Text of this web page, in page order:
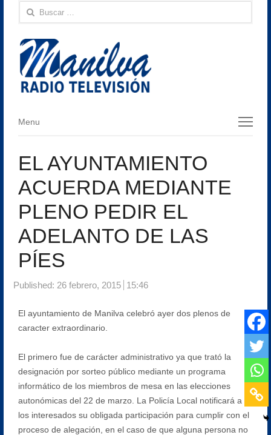
Buscar:
Menu
Menu
EL AYUNTAMIENTO
ACUERDA MEDIANTE
PLENO PEDIR EL
ADELANTO DE LAS
PÍES
Published: 26 febrero, 2015 15:46
El ayuntamiento de Manilva celebró ayer dos plenos de
caracter extraordinario.
El primero fue de carácter administrativo ya que trató la
designación por sorteo público mediante un programa
informático de los miembros de mesa en las elecciones
autonómicas del 22 de marzo. La Policía Local notificará a
los interesados su obligada participación para cumplir con el
proceso de alegación, en el caso de que alguna persona no